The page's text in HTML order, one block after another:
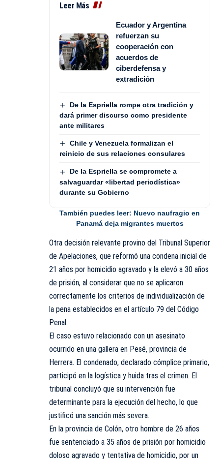
Leer Más
Ecuador y Argentina
refuerzan su
cooperación con
acuerdos de
ciberdefensa y
extradición
De la Espriella rompe otra tradición y
dará primer discurso como presidente
ante militares
Chile y Venezuela formalizan el
reinicio de sus relaciones consulares
De la Espriella se compromete a
salvaguardar «libertad periodística»
durante su Gobierno
También puedes leer: Nuevo naufragio en
Panamá deja migrantes muertos
Otra decisión relevante provino del Tribunal Superior
de Apelaciones, que reformó una condena inicial de
21 años por homicidio agravado y la elevó a 30 años
de prisión, al considerar que no se aplicaron
correctamente los criterios de individualización de
la pena establecidos en el artículo 79 del Código
Penal.
El caso estuvo relacionado con un asesinato
ocurrido en una gallera en Pesé, provincia de
Herrera. El condenado, declarado cómplice primario,
participó en la logística y huida tras el crimen. El
tribunal concluyó que su intervención fue
determinante para la ejecución del hecho, lo que
justificó una sanción más severa.
En la provincia de Colón, otro hombre de 26 años
fue sentenciado a 35 años de prisión por homicidio
doloso agravado y tentativa de homicidio, por un